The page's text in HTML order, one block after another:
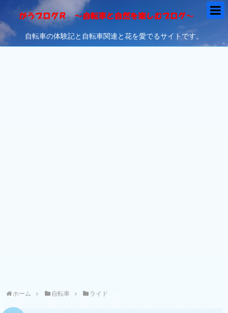
自転車の体験記と自転車関連と花を愛でるサイトです。
ホーム 自転車 ライド